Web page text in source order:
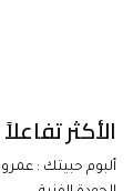
الأكثر تفاعلاً
ألبوم حبيتك :